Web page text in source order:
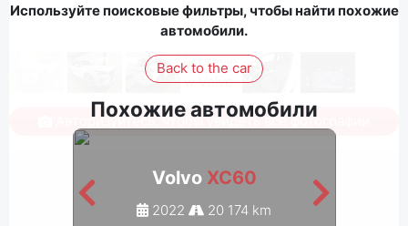
Используйте поисковые фильтры, чтобы найти похожие
автомобили.
Back to the car
Похожие автомобили
Volvo XC60
2022
20 174 km
Авторизуйтесь, чтобы увидеть все фотографии